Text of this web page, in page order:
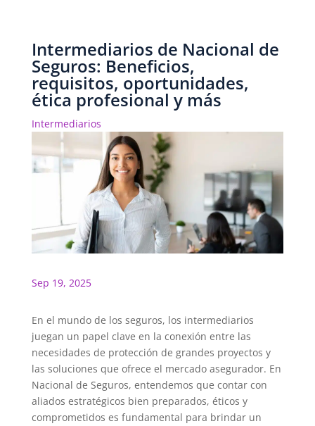
Intermediarios de Nacional de
Seguros: Beneficios,
requisitos, oportunidades,
ética profesional y más
Intermediarios
Sep 19, 2025
En el mundo de los seguros, los intermediarios
juegan un papel clave en la conexión entre las
necesidades de protección de grandes proyectos y
las soluciones que ofrece el mercado asegurador. En
Nacional de Seguros, entendemos que contar con
aliados estratégicos bien preparados, éticos y
comprometidos es fundamental para brindar un